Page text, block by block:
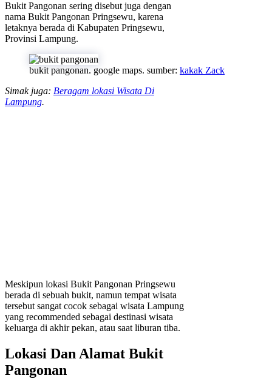
Bukit Pangonan sering disebut juga dengan
nama Bukit Pangonan Pringsewu, karena
letaknya berada di Kabupaten Pringsewu,
Provinsi Lampung.
bukit pangonan. google maps. sumber: kakak Zack
Simak juga: Beragam lokasi Wisata Di
Lampung.
Meskipun lokasi Bukit Pangonan Pringsewu
berada di sebuah bukit, namun tempat wisata
tersebut sangat cocok sebagai wisata Lampung
yang recommended sebagai destinasi wisata
keluarga di akhir pekan, atau saat liburan tiba.
Lokasi Dan Alamat Bukit
Pangonan